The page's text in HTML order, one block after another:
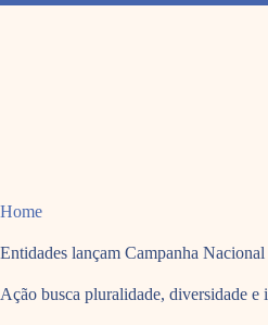
Pular
Home
Entidades lançam Campanha
Ação busca pluralidade, diversidade e